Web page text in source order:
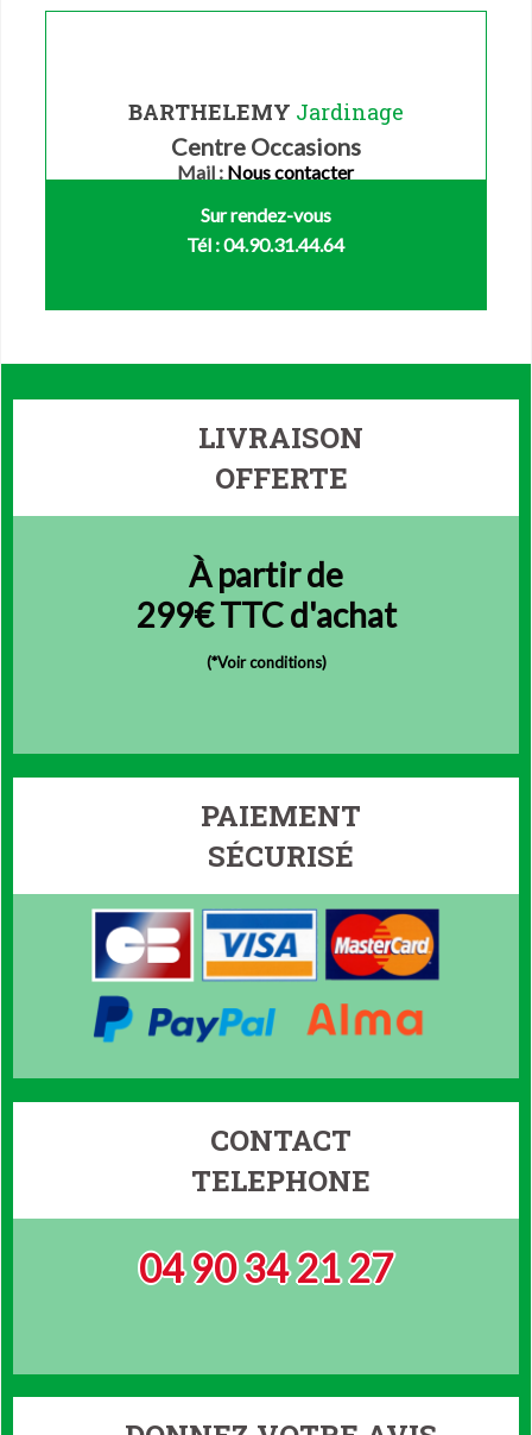
BARTHELEMY Jardinage
Centre Occasions
Mail : Nous contacter
Sur rendez-vous
Tél : 04.90.31.44.64
LIVRAISON
OFFERTE
À partir de
299€ TTC d'achat
(*Voir conditions)
PAIEMENT
SÉCURISÉ
CONTACT
TELEPHONE
04 90 34 21 27